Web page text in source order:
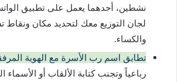
نشطين، أحدهما يعمل على تطبيق
لجان التوزيع معك لتحديد مكان ونقاط
والكساء.
تطابق اسم رب الأسرة مع الهوية
رباعياً وتجنب كتابة الألقاب أو